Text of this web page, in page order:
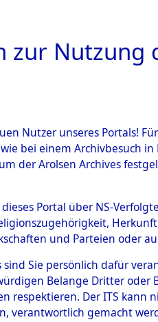
0168
Nutzung
Nutzer unseres Portals!
bei einem Archivbesuch
der Arolsen Archives
Portal über NS-
und Parteien oder
sind Sie persönlich dafür
Belange Dritter
respektieren. Der ITS
verantwortlich gemacht